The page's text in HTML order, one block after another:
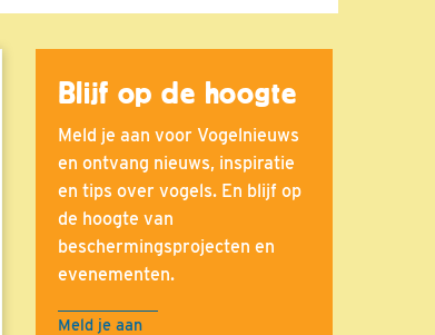
Blijf op de hoogte
Meld je aan voor Vogelnieuws
en ontvang nieuws, inspiratie
en tips over vogels. En blijf op
de hoogte van
beschermingsprojecten en
evenementen.
Meld je aan